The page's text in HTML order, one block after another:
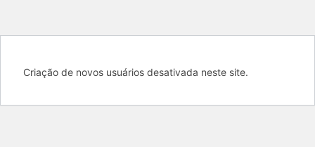
Criação de novos usuários desativada neste site.